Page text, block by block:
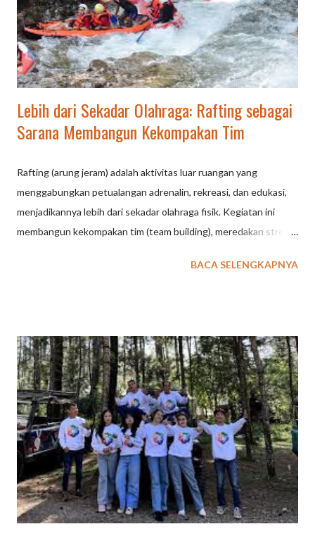
yang memberikan kesan "makin kotor makin seru". Aman dan
Santai: Kecepatan berkendara cenderung lambat, lebih banyak
tekanan pada menikmati perjalanan dan foto-foto, bukan
kecepata...
Lebih dari Sekadar Olahraga: Rafting sebagai
Sarana Membangun Kekompakan Tim
Rafting (arung jeram) adalah aktivitas luar ruangan yang
menggabungkan petualangan adrenalin, rekreasi, dan edukasi,
menjadikannya lebih dari sekadar olahraga fisik. Kegiatan ini
membangun kekompakan tim (team building), meredakan stres,
menyuguhkan koneksi langsung dengan alam yang
membangun kekompakan tim (team building) melalui kolaborasi
mendayung, komunikasi intens, dan kepercayaan antaranggota
perahu. Menikmati arung jeram air belerang khas Gunung
Tangkuban Perahu di lingkungan sejuk, aktivitas ini mempererat
solidaritas, kepemimpinan, dan penyegaran pikiran,
menjadikannya pilihan favorit untuk outbound kantor. Mengapa
Rafting di Ciater Membangun Kekompakan? Kolaborasi Total:
Tidak ada ruang untuk "jagoan sendirian"; keberhasilan
mengarung...
BACA SELENGKAPNYA